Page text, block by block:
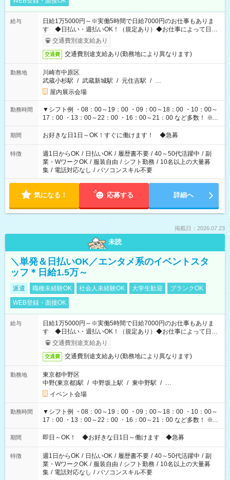
給与
日給1万5000円～※実働5時間で日給7000円のお仕事もありま
す ◆日払い・週払いOK！（規定あり）◆お仕事によって日給
も異なります
交通費別途支給あり
交通費 交通費別途支給あり(勤務地により異なります)
勤務地
川崎市中原区
武蔵小杉駅 / 武蔵新城駅 / 元住吉駅 / …
屋内展示会場
勤務時間
▼シフト例 ・08：00～19：00 ・09：00～18：00 ・10：00～
17：00 ・13：00～22：00 ・16：00～21：00 など多数！ ※お
仕事により勤務時間が異なります
期間 お好きな日1日～OK！すぐに働けます！ ◆急募
特徴 週1日からOK / 日払いOK / 履歴書不要 / 40～50代活躍中 / 副
業・WワークOK / 服装自由 / シフト勤務 / 10名以上の大量募
集 / 電話対応なし / パソコンスキル不要
気になる！ 応募する 詳細へ
掲載日：2026.07.23
未読
＼単発＆日払いOK／エンタメ系のイベントスタ
ッフ＊日給1.5万～
派遣 職種未経験OK 社会人未経験OK 大学生歓迎
ブランクOK
WEB登録・面接OK
給与
日給1万5000円～※実働5時間で日給7000円のお仕事もありま
す ◆日払い・週払いOK！（規定あり）◆お仕事によって日給
も異なります
交通費別途支給あり
交通費 交通費別途支給あり(勤務地により異なります)
勤務地
東京都中野区
中野(東京都)駅 / 中野坂上駅 / 東中野駅 / …
イベント会場
勤務時間
▼シフト例 ・08：00～19：00 ・09：00～18：00 ・10：00～
17：00 ・13：00～22：00 ・16：00～21：00 など多数！ ※お
仕事により勤務時間が異なります
期間 即日～OK！ ◆お好きな日1日～働けます ◆急募
特徴 週1日からOK / 日払いOK / 履歴書不要 / 40～50代活躍中 / 副
業・WワークOK / 服装自由 / シフト勤務 / 10名以上の大量募
集 / 電話対応なし / パソコンスキル不要